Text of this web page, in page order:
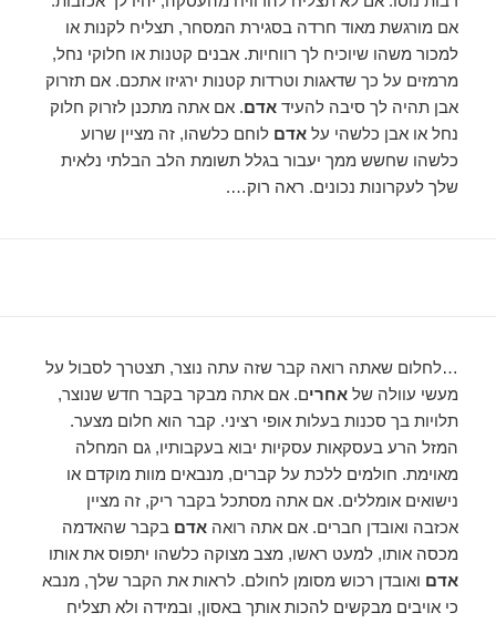
אם מורגשת מאוד חרדה בסגירת המסחר, תצליח לקנות או
למכור משהו שיוכיח לך רווחיות. אבנים קטנות או חלוקי נחל,
מרמזים על כך שדאגות וטרדות קטנות ירגיזו אתכם. אם תזרוק
אבן תהיה לך סיבה להעידאדם. אם אתה מתכנן לזרוק חלוק
נחל או אבן כלשהי עלאדם לוחם כלשהו, ​​זה מציין שרוע
כלשהו שחשש ממך יעבור בגלל תשומת הלב הבלתי נלאית
שלך לעקרונות נכונים. ראה רוק….
…לחלום שאתה רואה קבר שזה עתה נוצר, תצטרך לסבול על
מעשי עוולה שלאחרים. אם אתה מבקר בקבר חדש שנוצר,
תלויות בך סכנות בעלות אופי רציני. קבר הוא חלום מצער.
המזל הרע בעסקאות עסקיות יבוא בעקבותיו, גם המחלה
מאוימת. חולמים ללכת על קברים, מנבאים מוות מוקדם או
נישואים אומללים. אם אתה מסתכל בקבר ריק, זה מציין
אכזבה ואובדן חברים. אם אתה רואהאדם בקבר שהאדמה
מכסה אותו, למעט ראשו, מצב מצוקה כלשהו יתפוס את אותו
אדם ואובדן רכוש מסומן לחולם. לראות את הקבר שלך, מנבא
כי אויבים מבקשים להכות אותך באסון, ובמידה ולא תצליח